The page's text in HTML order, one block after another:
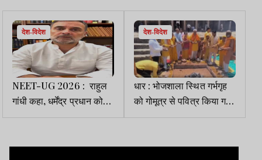
देश-विदेश
NEET-UG 2026 : राहुल
गांधी कहा, धर्मेंद्र प्रधान को
पद से हटायें, या पीएम मोदी खुद
देश-विदेश
धार : भोजशाला स्थित गर्भगृह
को गोमूत्र से पवित्र किया गया,
पूजा अर्चना की गयी